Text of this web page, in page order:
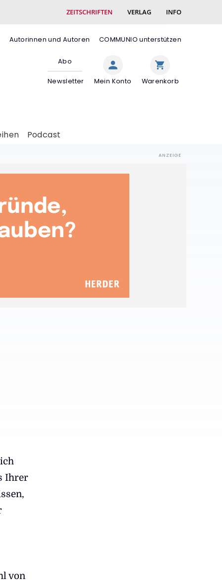
ZEITSCHRIFTEN VERLAG INFO
Autorinnen und Autoren COMMUNIO unterstützen
Abo
Newsletter Mein Konto Warenkorb
Podcast
Ihrer
von